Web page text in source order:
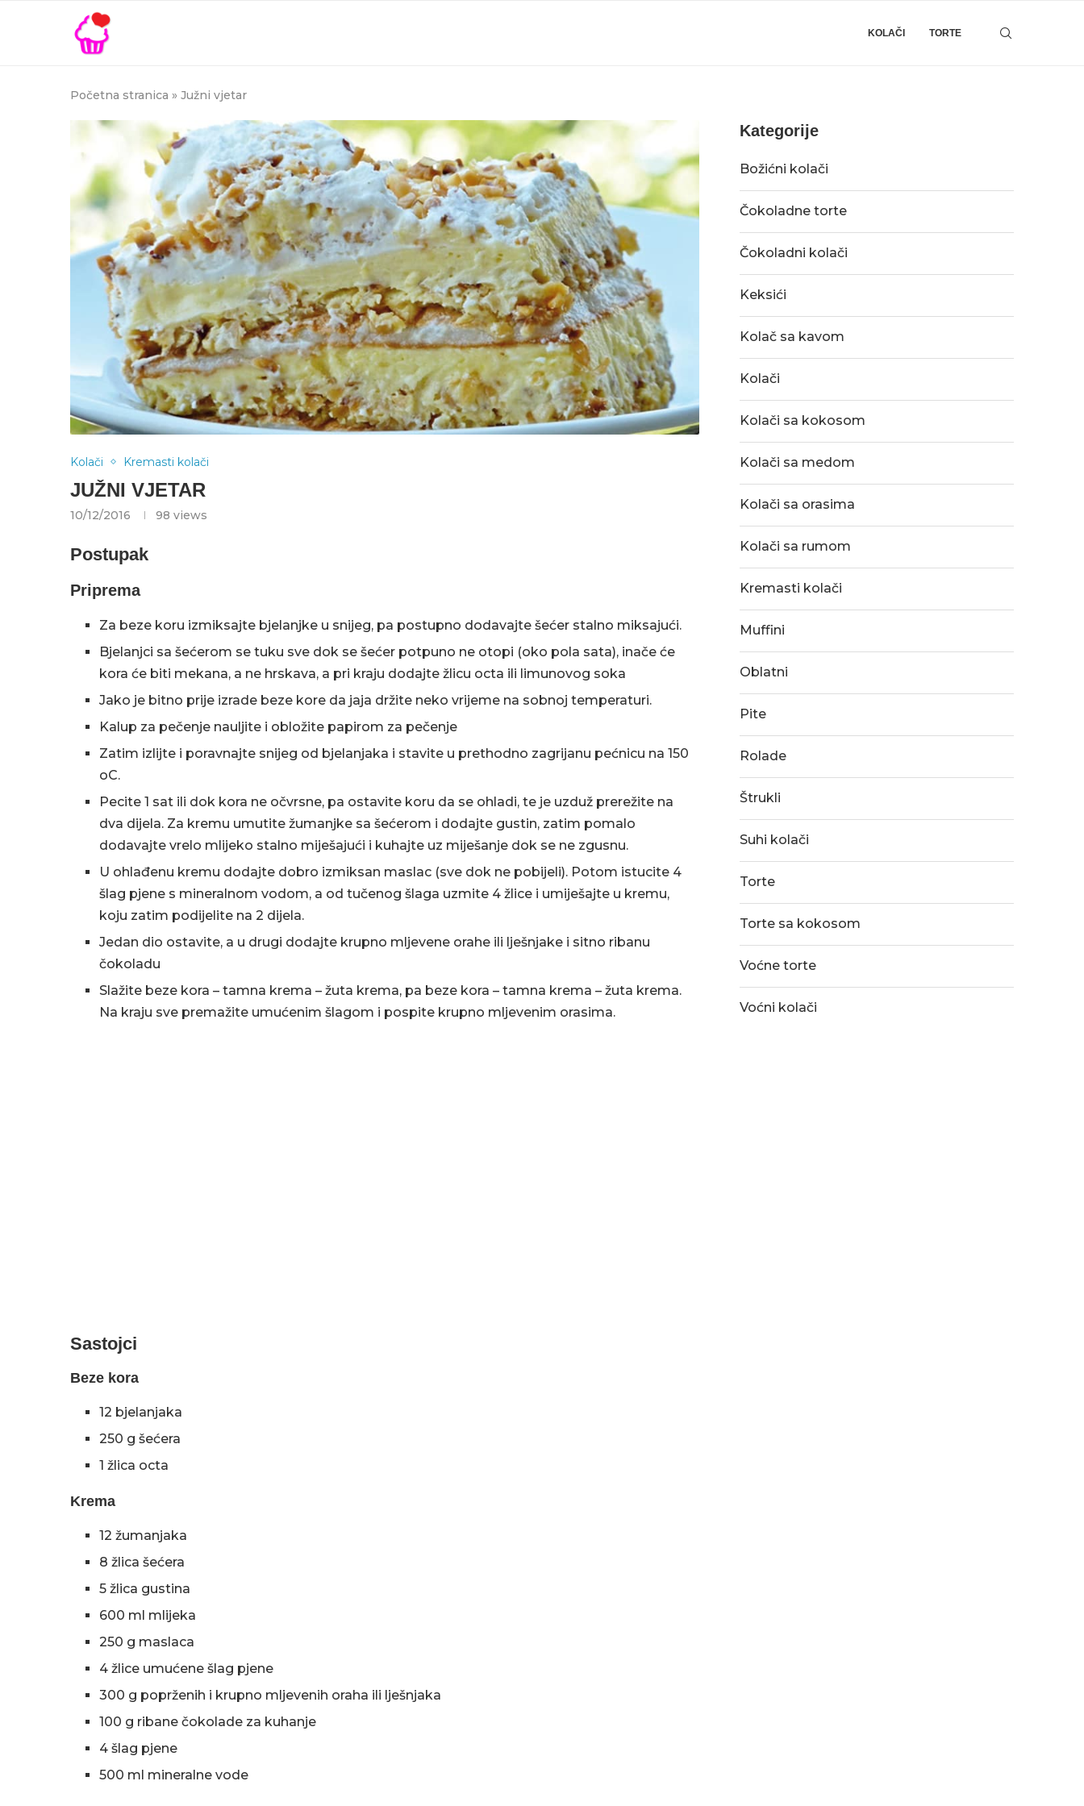
KOLAČI TORTE
Početna stranica » Južni vjetar
Kolači Kremasti kolači
JUŽNI VJETAR
10/12/2016 98 views
Postupak
Priprema
Za beze koru izmiksajte bjelanjke u snijeg, pa postupno dodavajte šećer stalno miksajući.
Bjelanjci sa šećerom se tuku sve dok se šećer potpuno ne otopi (oko pola sata), inače će
kora će biti mekana, a ne hrskava, a pri kraju dodajte žlicu octa ili limunovog soka
Jako je bitno prije izrade beze kore da jaja držite neko vrijeme na sobnoj temperaturi.
Kalup za pečenje nauljite i obložite papirom za pečenje
Zatim izlijte i poravnajte snijeg od bjelanjaka i stavite u prethodno zagrijanu pećnicu na 150
oC.
Pecite 1 sat ili dok kora ne očvrsne, pa ostavite koru da se ohladi, te je uzduž prerežite na
dva dijela. Za kremu umutite žumanjke sa šećerom i dodajte gustin, zatim pomalo
dodavajte vrelo mlijeko stalno miješajući i kuhajte uz miješanje dok se ne zgusnu.
U ohlađenu kremu dodajte dobro izmiksan maslac (sve dok ne pobijeli). Potom istucite 4
šlag pjene s mineralnom vodom, a od tučenog šlaga uzmite 4 žlice i umiješajte u kremu,
koju zatim podijelite na 2 dijela.
Jedan dio ostavite, a u drugi dodajte krupno mljevene orahe ili lješnjake i sitno ribanu
čokoladu
Slažite beze kora – tamna krema – žuta krema, pa beze kora – tamna krema – žuta krema.
Na kraju sve premažite umućenim šlagom i pospite krupno mljevenim orasima.
Sastojci
Beze kora
12 bjelanjaka
250 g šećera
1 žlica octa
Krema
12 žumanjaka
8 žlica šećera
5 žlica gustina
600 ml mlijeka
250 g maslaca
4 žlice umućene šlag pjene
300 g poprženih i krupno mljevenih oraha ili lješnjaka
100 g ribane čokolade za kuhanje
4 šlag pjene
500 ml mineralne vode
Kategorije
Božićni kolači
Čokoladne torte
Čokoladni kolači
Keksići
Kolač sa kavom
Kolači
Kolači sa kokosom
Kolači sa medom
Kolači sa orasima
Kolači sa rumom
Kremasti kolači
Muffini
Oblatni
Pite
Rolade
Štrukli
Suhi kolači
Torte
Torte sa kokosom
Voćne torte
Voćni kolači